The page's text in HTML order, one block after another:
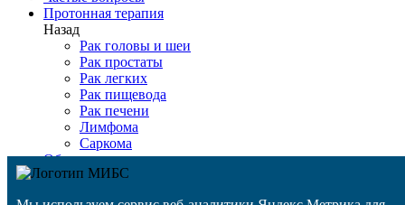
Протонная терапия
Назад
Рак головы и шеи
Рак простаты
Рак легких
Рак пищевода
Рак печени
Лимфома
Саркома
Оборудование
Детская онкология